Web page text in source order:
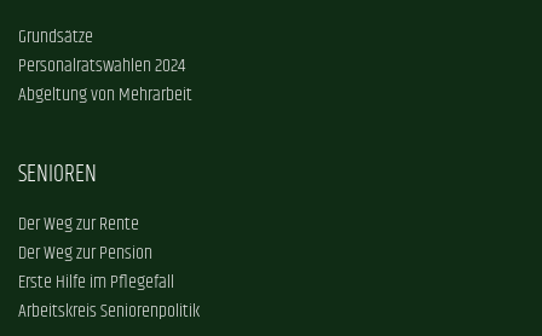
Grundsätze
Personalratswahlen 2024
Abgeltung von Mehrarbeit
SENIOREN
Der Weg zur Rente
Der Weg zur Pension
Erste Hilfe im Pflegefall
Arbeitskreis Seniorenpolitik